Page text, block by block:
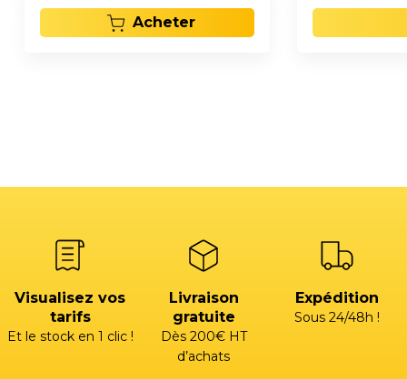
Acheter
Visualisez vos
tarifs
Et le stock en 1 clic !
Livraison
gratuite
Dès 200€ HT
d’achats
Expédition
Sous 24/48h !